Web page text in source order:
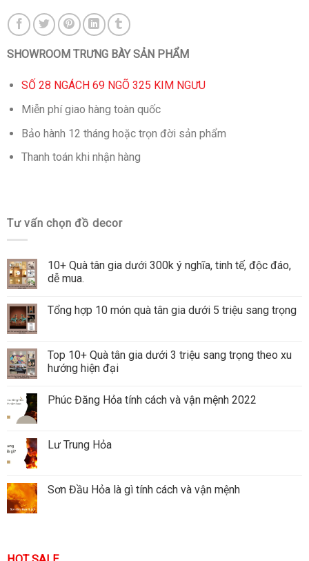
SHOWROOM TRƯNG BÀY SẢN PHẨM
SỐ 28 NGÁCH 69 NGÕ 325 KIM NGƯU
Miễn phí giao hàng toàn quốc
Bảo hành 12 tháng hoặc trọn đời sản phẩm
Thanh toán khi nhận hàng
Tư vấn chọn đồ decor
10+ Quà tân gia dưới 300k ý nghĩa, tinh tế, độc đáo,
dễ mua.
Tổng hợp 10 món quà tân gia dưới 5 triệu sang trọng
Top 10+ Quà tân gia dưới 3 triệu sang trọng theo xu
hướng hiện đại
Phúc Đăng Hỏa tính cách và vận mệnh 2022
Lư Trung Hỏa
Sơn Đầu Hỏa là gì tính cách và vận mệnh